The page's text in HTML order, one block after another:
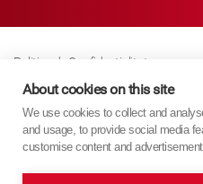
Politica de Confidenţialitate
Business Partner Privacy
Politica Referitoare La Modulele
Modern Slavery Act Policy
About cookies on this site
We use cookies to collect and
and usage, to provide social media
customise content and